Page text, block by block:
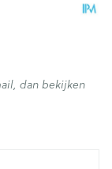
dan bekijken